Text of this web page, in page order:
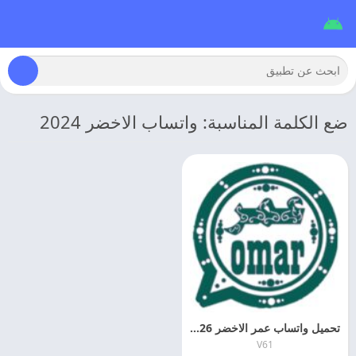
ضع الكلمة المناسبة: واتساب الاخضر 2024
تحميل واتساب عمر الاخضر 2026 OB4WHATSAPP اخر اصدار
V61